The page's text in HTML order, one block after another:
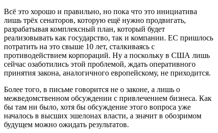
Всё это хорошо и правильно, но пока что это инициатива
лишь трёх сенаторов, которую ещё нужно продвигать,
разрабатывая комплексный план, который будет
реализовывать как государство, так и компании. ЕС пришлось
потратить на это свыше 10 лет, сталкиваясь с
противодействием корпораций. Ну а поскольку в США лишь
сейчас озаботились этой проблемой, ждать оперативного
принятия закона, аналогичного европейскому, не приходится.
Более того, в письме говорится не о законе, а лишь о
межведомственном обсуждении с привлечением бизнеса. Как
бы там ни было, хотя бы обсуждение этого вопроса уже
началось в высших эшелонах власти, а значит в обозримом
будущем можно ожидать результатов.